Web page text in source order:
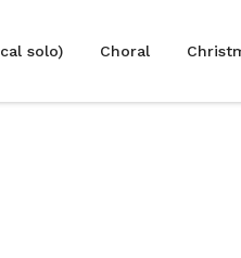
solo) Choral